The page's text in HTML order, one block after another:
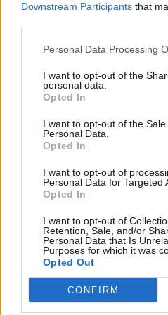
Downstream Participants that
Personal Data Processing
I want to opt-out of the
personal data.
Opted In
I want to opt-out of the
Personal Data.
Opted In
I want to opt-out of
Personal Data for Targeted
Opted In
I want to opt-out of
Retention, Sale, and/or
Personal Data that Is
Purposes for which it was
Opted Out
CONFIRM
32 laipsnių šilumos
Žinios | Orai
Nufilmavo, kaip patvino
vaizdas pribloškia
Ukrainos politikoje: jis yra
Laidos | Nauja diena